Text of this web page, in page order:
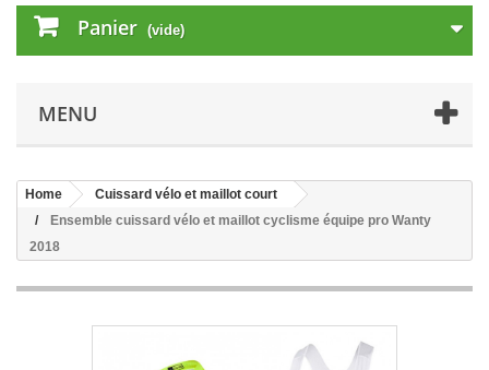
Panier (vide)
MENU
Home
Cuissard vélo et maillot court
Ensemble cuissard vélo et maillot cyclisme équipe pro Wanty
2018